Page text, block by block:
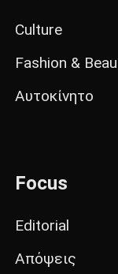
Culture
Fashion &
Αυτοκίνητο
Focus
Editorial
Απόψεις